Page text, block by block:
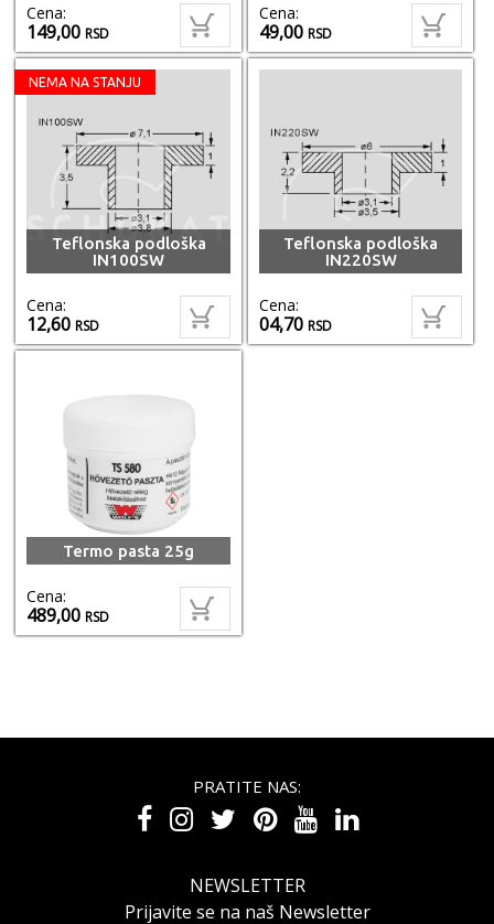
Cena:
149,00RSD
Cena:
49,00RSD
NEMA NA STANJU
Teflonska podloška
IN100SW
Cena:
12,60RSD
Teflonska podloška
IN220SW
Cena:
04,70RSD
Termo pasta 25g
Cena:
489,00RSD
PRATITE NAS:
NEWSLETTER
Prijavite se na naš Newsletter